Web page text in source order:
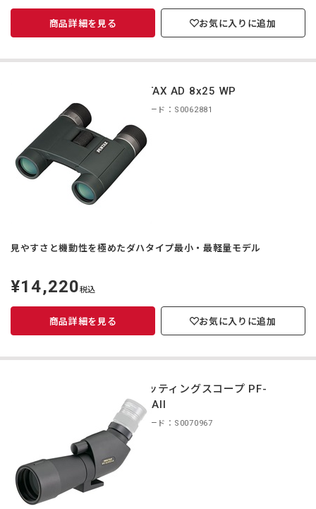
商品詳細を見る お気に入りに追加
PENTAX AD 8x25 WP
商品コード：S0062881
見やすさと機動性を極めたダハタイプ最小・最軽量モデル
定
価
¥14,220税込
商品詳細を見る お気に入りに追加
スポッティングスコープ PF-
65EDAII
商品コード：S0070967